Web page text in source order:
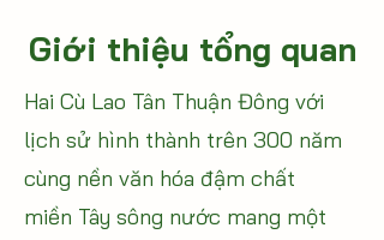
Giới thiệu tổng quan
Hai Cù Lao Tân Thuận Đông với
lịch sử hình thành trên 300 năm
cùng nền văn hóa đậm chất
miền Tây sông nước mang một